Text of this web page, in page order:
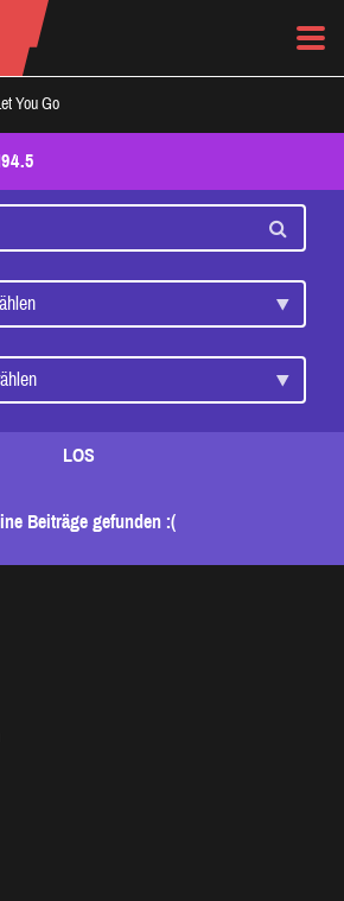
You Go
LOS
Beiträge gefunden :(